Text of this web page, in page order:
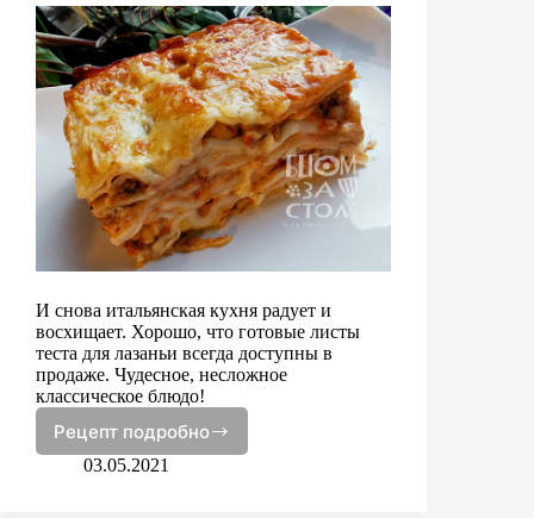
И снова итальянская кухня радует и
восхищает. Хорошо, что готовые листы
теста для лазаньи всегда доступны в
продаже. Чудесное, несложное
классическое блюдо!
Рецепт подробно
Лазанья
03.05.2021